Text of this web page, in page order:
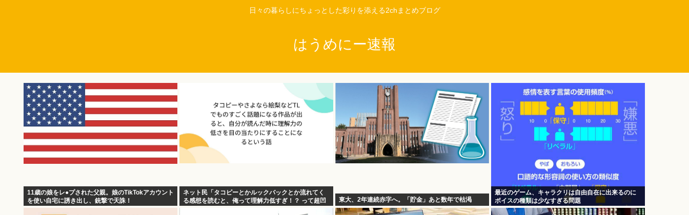
日々の暮らしにちょっとした彩りを添える2chまとめブログ
はうめにー速報
11歳の娘をレ●プされた父親。娘のTikTokアカウント
を使い自宅に誘き出し、銃撃で天誅！
ネット民「タコピーとかルックバックとか流れてく
る感想を読むと、俺って理解力低すぎ！？ って超凹
東大、2年連続赤字へ。「貯金」あと数年で枯渇
最近のゲーム、キャラクリは自由自在に出来るのに
ボイスの種類は少なすぎる問題